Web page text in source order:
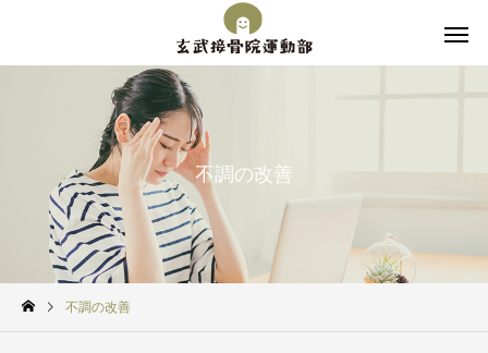
不調の改善
不調の改善